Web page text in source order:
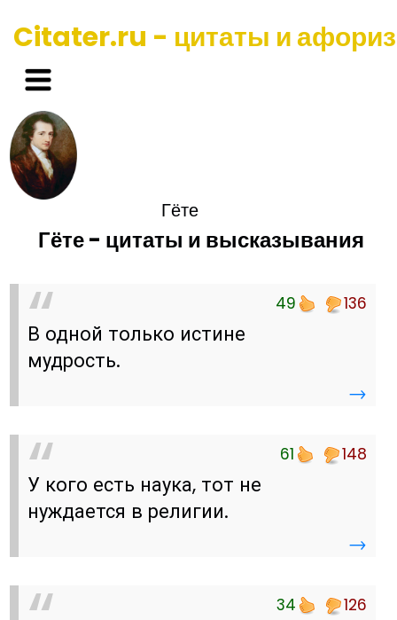
Citater.ru - цитаты и
Гёте
Гёте - цитаты и высказывания
49 136
В одной только истине
мудрость.
→
61 148
У кого есть наука, тот не
нуждается в религии.
→
34 126